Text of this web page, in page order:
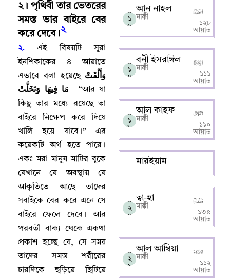
২। পৃথিবী তার ভেতরের
সমস্ত ভার বাইরে বের
করে দেবে।২
২. এই বিষয়টি সূরা
ইনশিকাকের ৪ আয়াতে
এভাবে বলা হয়েছে وَأَلْقَتْ
مَا فِيهَا وَتَخَلَّتْ
“আর যা
কিছু তার মধ্যে রয়েছে তা
বাইরে নিক্ষেপ করে দিয়ে
খালি হয়ে যাবে।” এর
কয়েকটি অর্থ হতে পারে ।
একঃ মরা মানুষ মাটির বুকে
যেখানে যে অবস্থায় যে
আকৃতিতে আছে তাদের
সবাইকে বের করে এনে সে
বাইরে ফেলে দেবে। আর
পরবর্তী বাক্য থেকে একথা
প্রকাশ হচ্ছে যে, সে সময়
তাদের সমস্ত শরীরের
চারদিকে ছড়িয়ে ছিটিয়ে
০
১
৬
আন নাহল
মাক্কী
১২৮
আয়াত
০
১
৭
বনী ইসরাঈল
মাক্কী
১১১
আয়াত
০
১
৮
আল কাহফ
মাক্কী
১১০
আয়াত
মারইয়াম
০
২
০
ত্বা-হা
মাক্কী
১৩৫
আয়াত
০
২
১
আল আম্বিয়া
মাক্কী
১১২
আয়াত